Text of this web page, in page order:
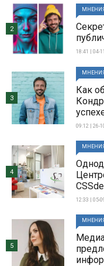
18:41 | 04-
2
Как
09:12 | 26-
3
12:33 | 05-
4
5